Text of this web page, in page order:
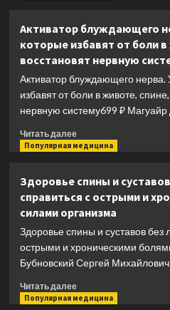
до
болезней
кишечник.
Как
научить
делиться
с
вами
счастья
Активатор блуждающего
которые избавят от боли
восстановят нервную
Активатор блуждающего
избавят от боли в животе,
нервную систему699 ₽ Магуайр
Читать далееПрочитать
больше
блуждающего
нерва.
Упражнения,
от
боли
животе,
спине,
Популярная медицина
Здоровье спины и
справиться с острыми и
силами организма
Здоровье спины и суставов без
острыми и хроническими
Бубновский Сергей
Читать далееПрочитать
больше
Популярная медицина